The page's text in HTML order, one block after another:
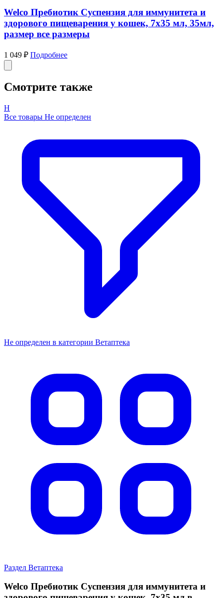
Welco Пребиотик Суспензия для иммунитета и
здорового пищеварения у кошек, 7х35 мл, 35мл,
размер все размеры
1 049 ₽ Подробнее
Смотрите также
Н
Все товары Не определен
Не определен в категории Ветаптека
Раздел Ветаптека
Welco Пребиотик Суспензия для иммунитета и